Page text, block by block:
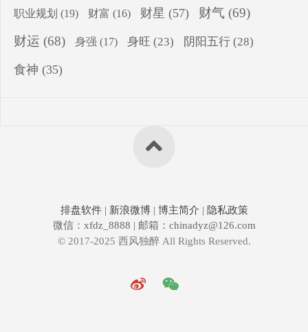
职业规划 (19) 财富 (16) 财星 (57) 财气 (69)
财运 (68) 身强 (17) 身旺 (23) 阴阳五行 (28)
食神 (35)
排盘软件 | 新浪微博 | 博主简介 | 隐私政策
微信：xfdz_8888 | 邮箱：chinadyz@126.com
© 2017-2025 西风独醉 All Rights Reserved.